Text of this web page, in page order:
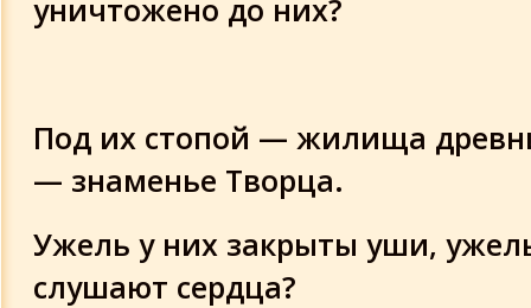
уничтожено до них?
Под их стопой — жилища
— знаменье Творца.
Ужель у них закрыты уши,
слушают сердца?